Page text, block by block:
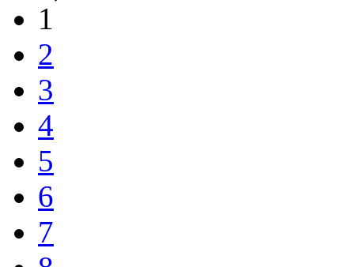
1
2
3
4
5
6
7